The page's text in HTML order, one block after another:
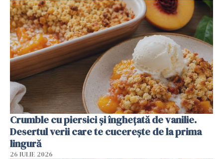
Crumble cu piersici și înghețată de vanilie.
Desertul verii care te cucerește de la prima
lingură
26 IULIE 2026